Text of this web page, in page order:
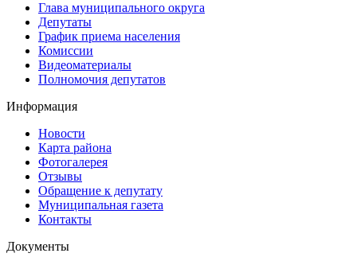
Глава муниципального округа
Депутаты
График приема населения
Комиссии
Видеоматериалы
Полномочия депутатов
Информация
Новости
Карта района
Фотогалерея
Отзывы
Обращение к депутату
Муниципальная газета
Контакты
Документы